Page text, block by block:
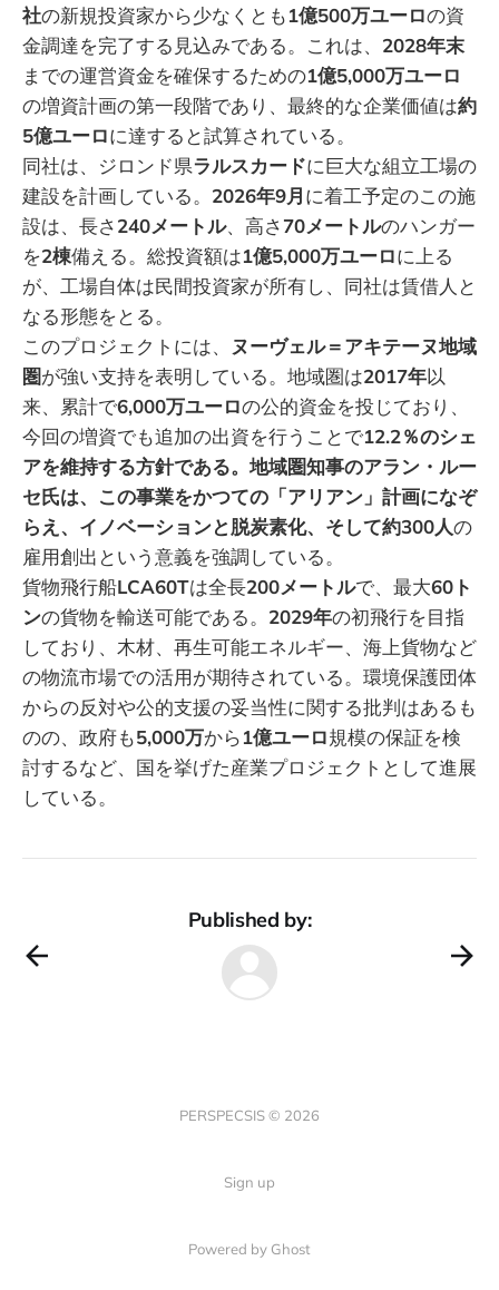
社の新規投資家から少なくとも1億500万ユーロの資
金調達を完了する見込みである。これは、 2028年末
までの運営資金を確保するための1億5,000万ユーロ
の増資計画の第一段階であり、最終的な企業価値は約
5億ユーロに達すると試算されている。
同社は、ジロンド県ラルスカードに巨大な組立工場の
建設を計画している。 2026年9月に着工予定のこの施
設は、長さ240メートル、高さ70メートルのハンガー
を2棟備える。総投資額は1億5,000万ユーロに上る
が、工場自体は民間投資家が所有し、同社は賃借人と
なる形態をとる。
このプロジェクトには、
ヌーヴェル＝アキテーヌ地域
圏が強い支持を表明している。地域圏は2017年以
来、累計で6,000万ユーロの公的資金を投じており、
今回の増資でも追加の出資を行うことで12.2％のシェ
アを維持する方針である。地域圏知事のアラン・ルー
セ氏は、この事業をかつての「アリアン」計画になぞ
らえ、イノベーションと脱炭素化、そして約300人の
雇用創出という意義を強調している。
貨物飛行船LCA60Tは全長200メートルで、最大60ト
ンの貨物を輸送可能である。 2029年の初飛行を目指
しており、木材、再生可能エネルギー、海上貨物など
の物流市場での活用が期待されている。環境保護団体
からの反対や公的支援の妥当性に関する批判はあるも
のの、政府も5,000万から1億ユーロ規模の保証を検
討するなど、国を挙げた産業プロジェクトとして進展
している。
Published by:
PERSPECSIS © 2026
Sign up
Powered by Ghost